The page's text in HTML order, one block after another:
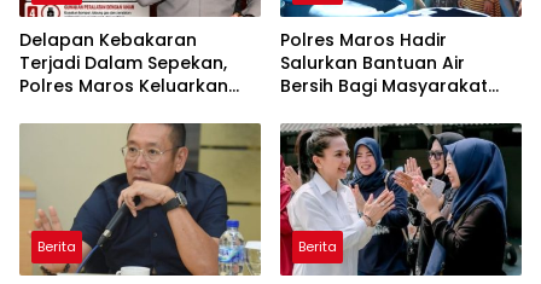
Delapan Kebakaran
Terjadi Dalam Sepekan,
Polres Maros Keluarkan
Masyarakat
Polres Maros Hadir
Salurkan Bantuan Air
Bersih Bagi Masyarakat
Di Maros
Berita Berita